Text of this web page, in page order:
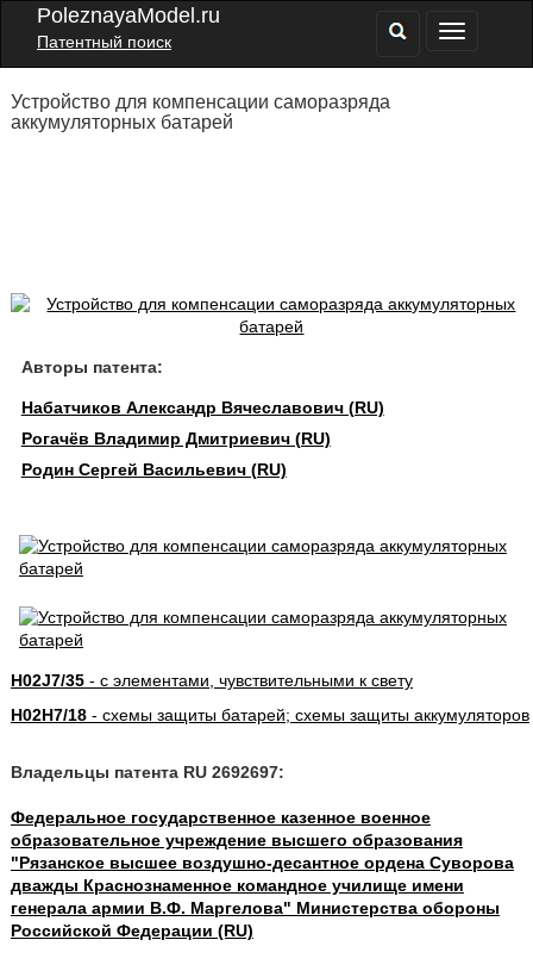
PoleznayaModel.ru
Патентный поиск
Устройство для компенсации саморазряда
аккумуляторных батарей
Авторы патента:
Набатчиков Александр Вячеславович (RU)
Рогачёв Владимир Дмитриевич (RU)
Родин Сергей Васильевич (RU)
H02J7/35- с элементами, чувствительными к свету
H02H7/18- схемы защиты батарей; схемы защиты аккумуляторов
Владельцы патента RU 2692697:
Федеральное государственное казенное военное
образовательное учреждение высшего образования
"Рязанское высшее воздушно-десантное ордена Суворова
дважды Краснознаменное командное училище имени
генерала армии В.Ф. Маргелова" Министерства обороны
Российской Федерации (RU)